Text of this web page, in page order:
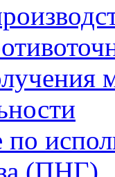
по
(ПНГ)